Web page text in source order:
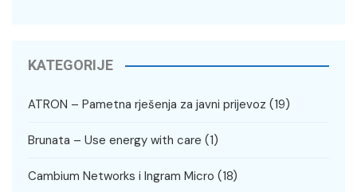
KATEGORIJE
ATRON – Pametna rješenja za javni prijevoz (19)
Brunata – Use energy with care (1)
Cambium Networks i Ingram Micro (18)